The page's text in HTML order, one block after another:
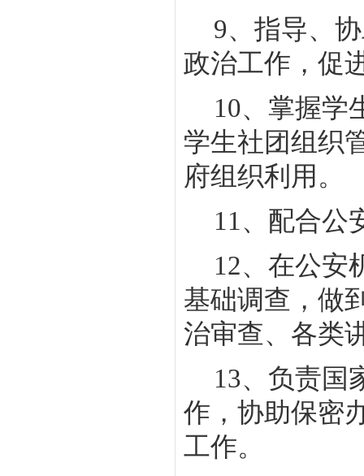
9、指导、
政治工作，促
10、掌握学
学生社团组织
府组织利用。
11 、配合公
12、在公安
基础调查，做
治审查、各类
13、负责国
作，协助保密
工作。